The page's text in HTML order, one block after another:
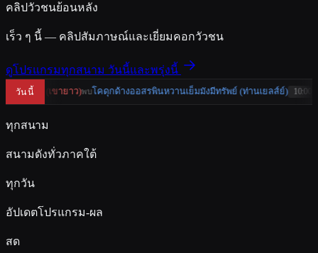
คลิปวัวชนย้อนหลัง
เร็ว ๆ นี้ — คลิปสัมภาษณ์และเยี่ยมคอกวัวชน
ดูโปรแกรมทุกสนาม วันนี้และพรุ่งนี้
วันนี้
เย็มมังมีทรัพย์ (ท่านเยลส์ย์) 10:00 น. โคนิลงามท้องลายซุปเปอร์คิง (อ้ายลูก
ทุกสนาม
สนามดังทั่วภาคใต้
ทุกวัน
อัปเดตโปรแกรม-ผล
สด